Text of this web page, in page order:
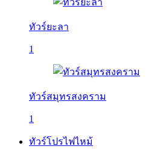
ทัวร์ยะลา
1
ทัวร์สมุทรสงคราม
1
ทัวร์โปรไฟไหม้